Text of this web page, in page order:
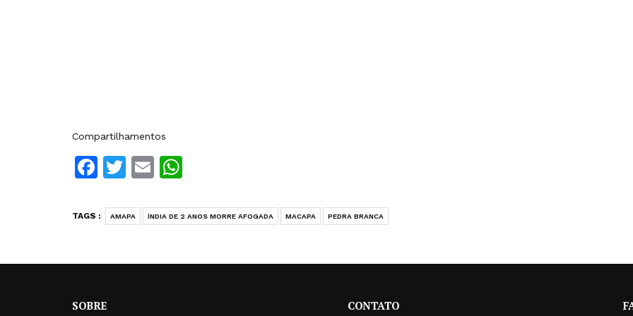
Compartilhamentos
Facebook
Twitter
Email
TAGS : AMAPA ÍNDIA DE 2 ANOS MORRE AFOGADA MACAPA PEDRA BRANCA
SOBRE CONTATO